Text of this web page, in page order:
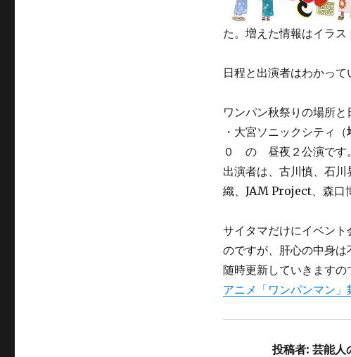
た。増えた情報はイラス
日程と出演者はわかって
ワンパン秋祭りの場所と
・大宮ソニックシティ（
０ の 昼夜２公演です。
出演者は、古川慎、石
織、JAM Project、森口
サイタマだけにイベン
のですが、肝心の中身
随時更新していきますの
アニメ「ワンパンマン」
投稿者: 芸能人